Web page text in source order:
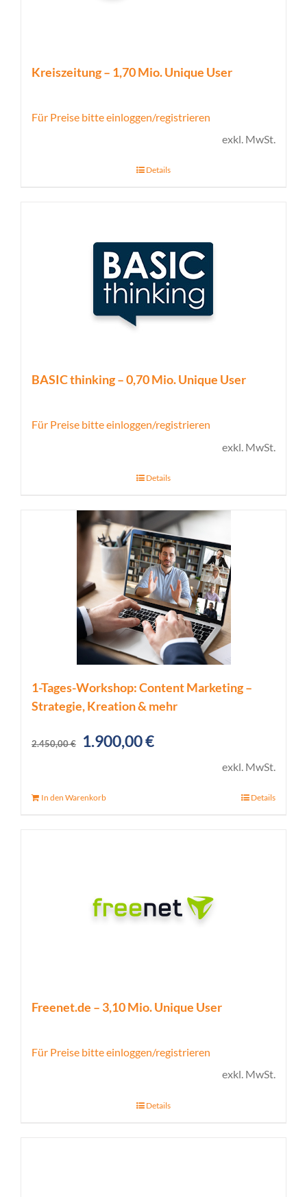
Kreiszeitung – 1,70 Mio. Unique User
Für Preise bitte einloggen/registrieren
exkl. MwSt.
Details
BASIC thinking – 0,70 Mio. Unique User
Für Preise bitte einloggen/registrieren
exkl. MwSt.
Details
1-Tages-Workshop: Content Marketing –
Strategie, Kreation & mehr
2.450,00€
Ursprünglicher
1.900,00€Aktueller
exkl. MwSt.
In den Warenkorb Details
Freenet.de – 3,10 Mio. Unique User
Für Preise bitte einloggen/registrieren
exkl. MwSt.
Details